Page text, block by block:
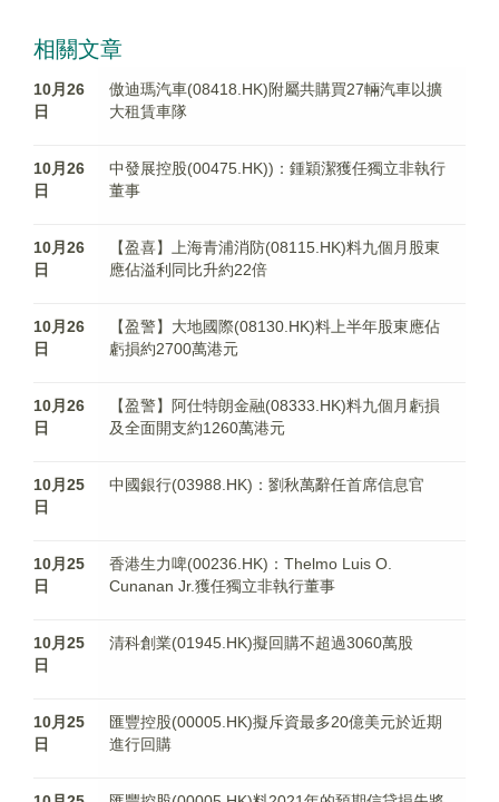
相關文章
10月26
日
傲迪瑪汽車(08418.HK)附屬共購買27輛汽車以擴
大租賃車隊
10月26
日
中發展控股(00475.HK))：鍾穎潔獲任獨立非執行
董事
10月26
日
【盈喜】上海青浦消防(08115.HK)料九個月股東
應佔溢利同比升約22倍
10月26
日
【盈警】大地國際(08130.HK)料上半年股東應佔
虧損約2700萬港元
10月26
日
【盈警】阿仕特朗金融(08333.HK)料九個月虧損
及全面開支約1260萬港元
10月25
日
中國銀行(03988.HK)：劉秋萬辭任首席信息官
10月25
日
香港生力啤(00236.HK)：Thelmo Luis O.
Cunanan Jr.獲任獨立非執行董事
10月25
日
清科創業(01945.HK)擬回購不超過3060萬股
10月25
日
匯豐控股(00005.HK)擬斥資最多20億美元於近期
進行回購